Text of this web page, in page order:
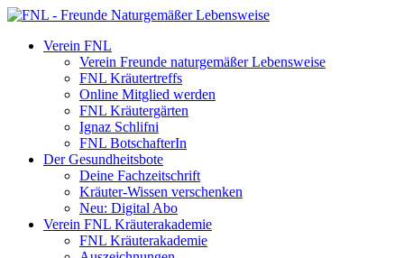
Verein FNL
Verein Freunde naturgemäßer Lebensweise
FNL Kräutertreffs
Online Mitglied werden
FNL Kräutergärten
Ignaz Schlifni
FNL BotschafterIn
Der Gesundheitsbote
Deine Fachzeitschrift
Kräuter-Wissen verschenken
Neu: Digital Abo
Verein FNL Kräuterakademie
FNL Kräuterakademie